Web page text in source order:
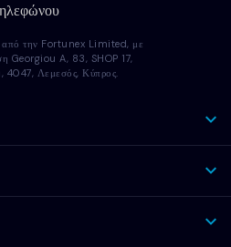
από την Fortunex Limited, με
Georgiou A, 83, SHOP 17,
4047, Λεμεσός, Κύπρος.